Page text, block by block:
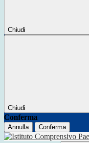
Chiudi
Chiudi
Conferma
Annulla Conferma